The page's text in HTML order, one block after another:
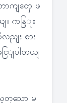
ာကျတှေ ဖ
ကနြျး
ညျး စား
ြျပါတယျ
တှသော မ